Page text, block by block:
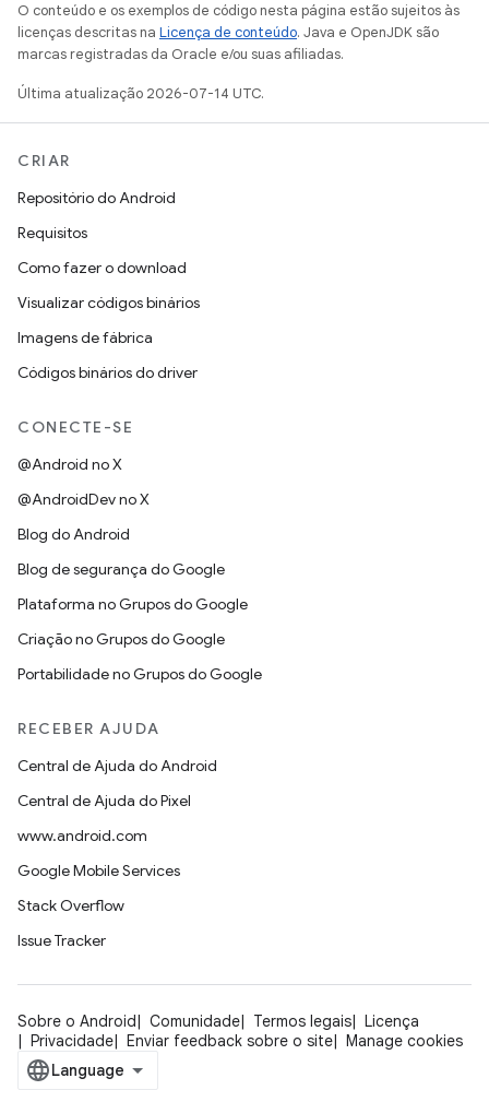
O conteúdo e os exemplos de código nesta página estão sujeitos às
licenças descritas na Licença de conteúdo. Java e OpenJDK são
marcas registradas da Oracle e/ou suas afiliadas.
Última atualização 2026-07-14 UTC.
CRIAR
Repositório do Android
Requisitos
Como fazer o download
Visualizar códigos binários
Imagens de fábrica
Códigos binários do driver
CONECTE-SE
@Android no X
@AndroidDev no X
Blog do Android
Blog de segurança do Google
Plataforma no Grupos do Google
Criação no Grupos do Google
Portabilidade no Grupos do Google
RECEBER AJUDA
Central de Ajuda do Android
Central de Ajuda do Pixel
www.android.com
Google Mobile Services
Stack Overflow
Issue Tracker
Sobre o Android Comunidade Termos legais
Licença
Privacidade
Enviar feedback sobre o site Manage cookies